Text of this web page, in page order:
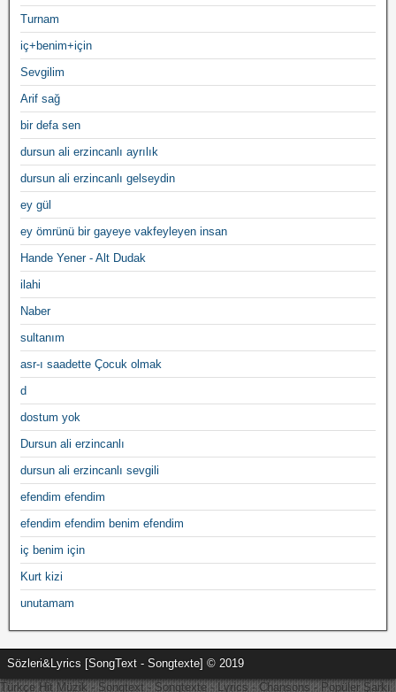
Turnam
iç+benim+için
Sevgilim
Arif sağ
bir defa sen
dursun ali erzincanlı ayrılık
dursun ali erzincanlı gelseydin
ey gül
ey ömrünü bir gayeye vakfeyleyen insan
Hande Yener - Alt Dudak
ilahi
Naber
sultanım
asr-ı saadette Çocuk olmak
d
dostum yok
Dursun ali erzincanlı
dursun ali erzincanlı sevgili
efendim efendim
efendim efendim benim efendim
iç benim için
Kurt kizi
unutamam
Sözleri&Lyrics [SongText - Songtexte] © 2019
Türkçe Hit Müzik - Songtext - Songtexte - Lyrics - Chansons - Popüler Şarkı